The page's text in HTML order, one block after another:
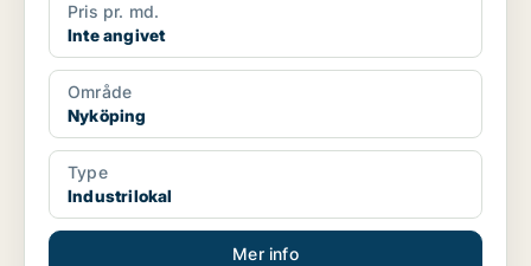
Pris pr. md.
Inte angivet
Område
Nyköping
Type
Industrilokal
Mer info